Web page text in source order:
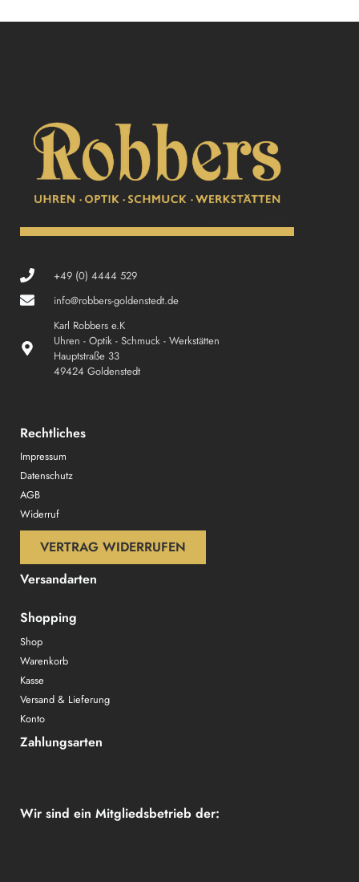
+49 (0) 4444 529
info@robbers-goldenstedt.de
Karl Robbers e.K
Uhren - Optik - Schmuck - Werkstätten
Hauptstraße 33
49424 Goldenstedt
Rechtliches
Impressum
Datenschutz
AGB
Widerruf
VERTRAG WIDERRUFEN
Versandarten
Shopping
Shop
Warenkorb
Kasse
Versand & Lieferung
Konto
Zahlungsarten
Wir sind ein Mitgliedsbetrieb der: